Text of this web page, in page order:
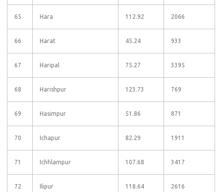
65 Hara 112.92 2066
66 Harat 45.24 933
67 Haripal 75.27 3395
68 Harishpur 123.73 769
69 Hasimpur 51.86 871
70 Ichapur 82.29 1911
71 Ichhlampur 107.68 3417
72 Ilipur 118.64 2616